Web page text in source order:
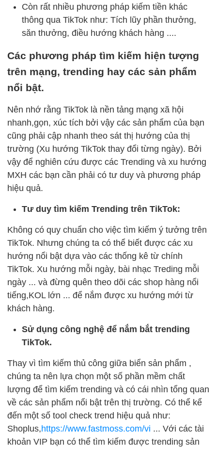
Còn rất nhiều phương pháp kiếm tiền khác
thông qua TikTok như: Tích lũy phần thưởng,
săn thưởng, điều hướng khách hàng ....
Các phương pháp tìm kiếm hiện tượng
trên mạng, trending hay các sản phẩm
nổi bật.
Nên nhớ rằng TikTok là nền tảng mạng xã hội
nhanh,gọn, xúc tích bởi vậy các sản phẩm của bạn
cũng phải cập nhanh theo sát thị hướng của thị
trường (Xu hướng TikTok thay đổi từng ngày). Bởi
vậy để nghiên cứu được các Trending và xu hướng
MXH các bạn cần phải có tư duy và phương pháp
hiệu quả.
Tư duy tìm kiếm Trending trên TikTok:
Không có quy chuẩn cho việc tìm kiếm ý tưởng trên
TikTok. Nhưng chúng ta có thể biết được các xu
hướng nổi bật dựa vào các thống kê từ chính
TikTok. Xu hướng mỗi ngày, bài nhạc Treding mỗi
ngày ... và đừng quên theo dõi các shop hàng nổi
tiếng,KOL lớn ... để nắm được xu hướng mới từ
khách hàng.
Sử dụng công nghệ để nắm bắt trending
TikTok.
Thay vì tìm kiếm thủ công giữa biển sản phẩm ,
chúng ta nên lựa chọn một số phần mềm chất
lượng để tìm kiếm trending và có cái nhìn tổng quan
về các sản phẩm nổi bật trên thị trường. Có thể kể
đến một số tool check trend hiệu quả như:
Shoplus,https://www.fastmoss.com/vi ... Với các tài
khoản VIP bạn có thể tìm kiếm được trending sản